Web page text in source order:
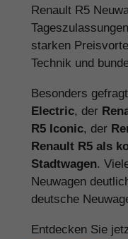
Renault R5
starken
Technik und
Besonders
Electric, der
R5 Iconic, der
Renault R5 als
Stadtwagen.
Neuwagen
deutsche
Entdecken Sie